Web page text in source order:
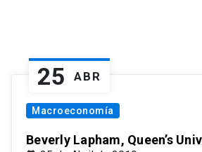
25 ABR
Macroeconomía
Beverly Lapham, Queen’s